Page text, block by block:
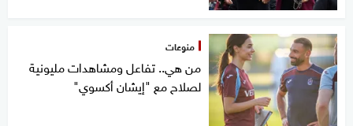
منوعات
من هي.. تفاعل ومشاهدات مليونية
لصلاح مع "إيشان أكسوي"